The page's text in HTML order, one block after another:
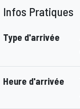
Infos Pratiques
Type d'arrivée
Heure d'arrivée